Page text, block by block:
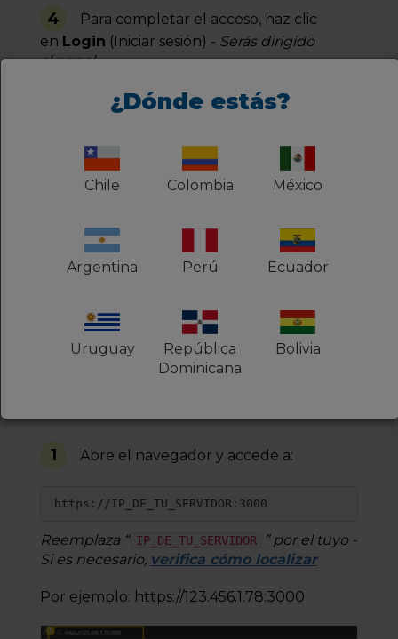
4
Para completar el acceso, haz clic
en Login (Iniciar sesión) - Serás dirigido
al panel
1 Abre el navegador y accede a:
https://IP_DE_TU_SERVIDOR:3000
Reemplaza “ IP_DE_TU_SERVIDOR
” por el tuyo -
Si es necesario, verifica cómo localizar
Por ejemplo: https://123.456.1.78:3000
¿Dónde estás?
Chile Colombia México
Argentina Perú Ecuador
Uruguay
República
Dominicana
Bolivia